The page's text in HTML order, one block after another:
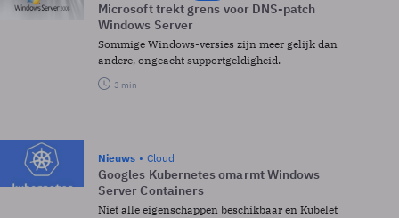
Microsoft trekt grens voor DNS-patch
Windows Server
Sommige Windows-versies zijn meer gelijk dan
andere, ongeacht supportgeldigheid.
3 min
Nieuws Cloud
Googles Kubernetes omarmt Windows
Server Containers
Niet alle eigenschappen beschikbaar en Kubelet